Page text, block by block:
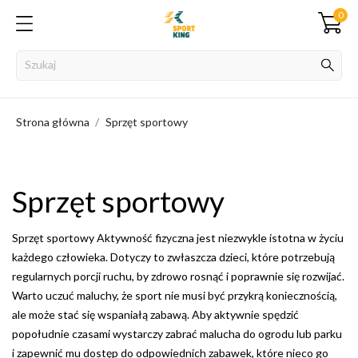
0
Strona główna Sprzęt sportowy
Sprzęt sportowy
Sprzęt sportowy Aktywność fizyczna jest niezwykle istotna w życiu
każdego człowieka. Dotyczy to zwłaszcza dzieci, które potrzebują
regularnych porcji ruchu, by zdrowo rosnąć i poprawnie się rozwijać.
Warto uczuć maluchy, że sport nie musi być przykrą koniecznością,
ale może stać się wspaniałą zabawą. Aby aktywnie spędzić
popołudnie czasami wystarczy zabrać malucha do ogrodu lub parku
i zapewnić mu dostęp do odpowiednich zabawek, które nieco go